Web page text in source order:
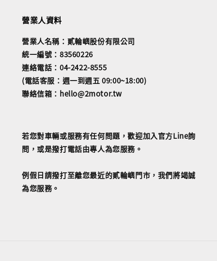
營業人資料
營業人名稱：貳輪嶼股份有限公司
統一編號：83560226
連絡電話：04-2422-8555
(電話客服：週一到週五 09:00~18:00)
聯絡信箱：hello@2motor.tw
若您對車輛或服務有任何問題，歡迎加入官方Line詢
問，或是撥打電話由專人為您服務。
例假日請撥打至離您最近的貳輪嶼門市，我們將竭誠
為您服務。